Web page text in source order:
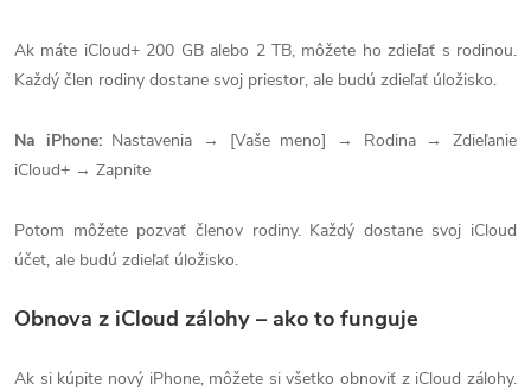
Ak máte iCloud+ 200 GB alebo 2 TB, môžete ho zdieľať s rodinou.
Každý člen rodiny dostane svoj priestor, ale budú zdieľať úložisko.
Na iPhone:Nastavenia → [Vaše meno] → Rodina → Zdieľanie
iCloud+ → Zapnite
Potom môžete pozvať členov rodiny. Každý dostane svoj iCloud
účet, ale budú zdieľať úložisko.
Obnova z iCloud zálohy – ako to funguje
Ak si kúpite nový iPhone, môžete si všetko obnoviť z iCloud zálohy.